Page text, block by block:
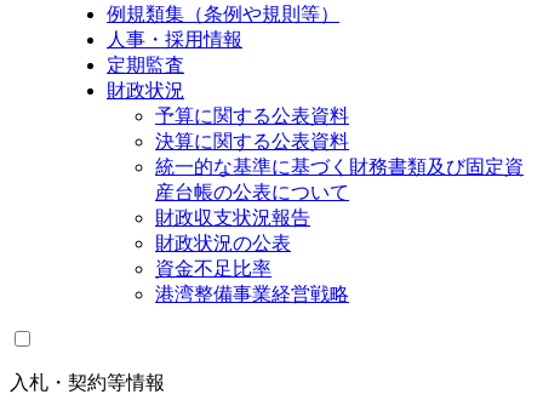
例規類集（条例や規則等）
人事・採用情報
定期監査
財政状況
予算に関する公表資料
決算に関する公表資料
統一的な基準に基づく財務書類及び固定資
産台帳の公表について
財政収支状況報告
財政状況の公表
資金不足比率
港湾整備事業経営戦略
入札・契約等情報